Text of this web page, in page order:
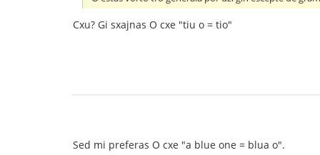
Cxu? Gi sxajnas O cxe "tiu o = tio"
Sed mi preferas O cxe "a blue one = blua o".